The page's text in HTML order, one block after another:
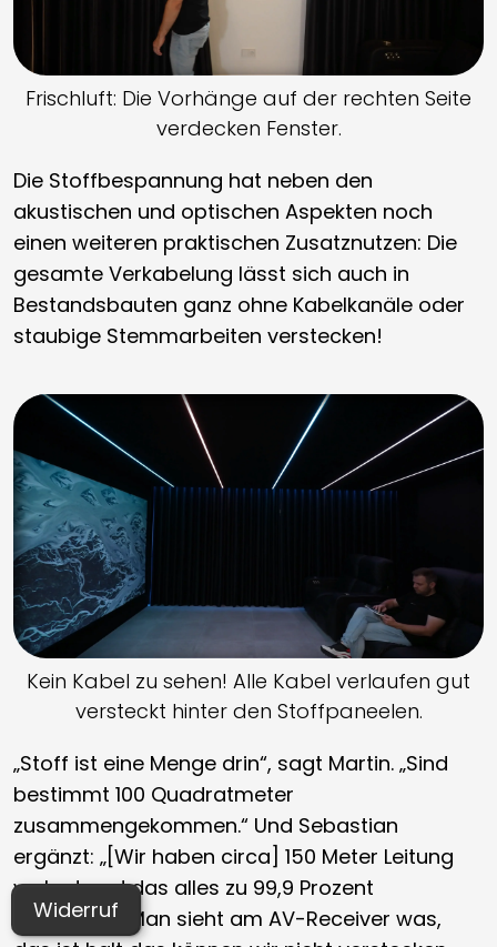
Frischluft: Die Vorhänge auf der rechten Seite
verdecken Fenster.
Die Stoffbespannung hat neben den
akustischen und optischen Aspekten noch
einen weiteren praktischen Zusatznutzen: Die
gesamte Verkabelung lässt sich auch in
Bestandsbauten ganz ohne Kabelkanäle oder
staubige Stemmarbeiten verstecken!
Kein Kabel zu sehen! Alle Kabel verlaufen gut
versteckt hinter den Stoffpaneelen.
„Stoff ist eine Menge drin“, sagt Martin. „Sind
bestimmt 100 Quadratmeter
zusammengekommen.“ Und Sebastian
ergänzt: „[Wir haben circa] 150 Meter Leitung
verlegt und das alles zu 99,9 Prozent
unsichtbar. Man sieht am AV-Receiver was,
Widerruf